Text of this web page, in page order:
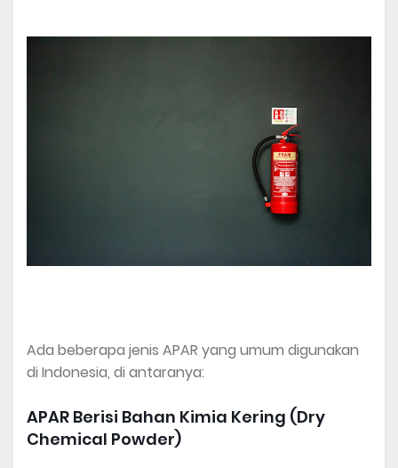
Ada beberapa jenis APAR yang umum digunakan
di Indonesia, di antaranya:
APAR Berisi Bahan Kimia Kering (Dry
Chemical Powder)